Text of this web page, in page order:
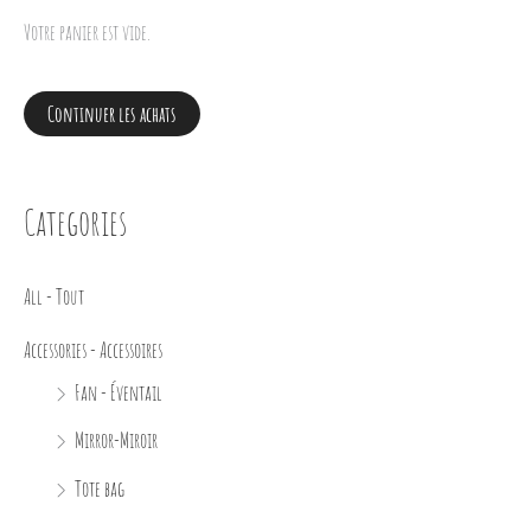
Votre panier est vide.
Continuer les achats
Categories
All - Tout
Accessories - Accessoires
Fan - Éventail
Mirror-Miroir
Tote bag